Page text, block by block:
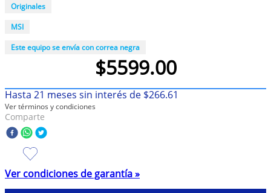
Originales
MSI
Este equipo se envía con correa negra
$5599.00
Hasta 21 meses sin interés de $266.61
Ver términos y condiciones
Comparte
Ver condiciones de garantía »